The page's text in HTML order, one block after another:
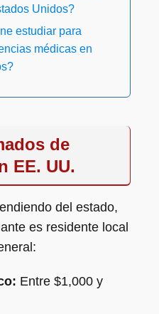
Unidos?
estudiar para
médicas en
de
EE. UU.
del estado,
es residente local
Entre $1,000 y